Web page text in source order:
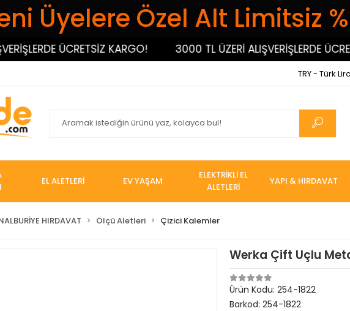
Üyelere Özel Alt Limitsiz
ÜCRETSİZ KARGO! 3000 TL ÜZERİ ALIŞVERİŞLERDE
TRY - Türk
EL ALETLERİ EV YAŞAM
ELEKTRİKLİ EL
ALETLERİ
YAPI & HIRDAVAT
HIRDAVAT Ölçü Aletleri Çizici Kalemler
Werka Çift Uçlu
Ürün Kodu: 254-1822
Barkod: 254-1822